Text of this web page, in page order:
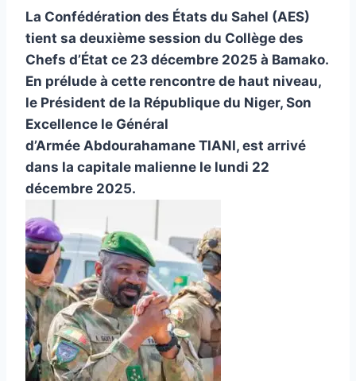
La Confédération des États du Sahel (AES)
tient sa deuxième session du Collège des
Chefs d’État ce 23 décembre 2025 à Bamako.
En prélude à cette rencontre de haut niveau,
le Président de la République du Niger, Son
Excellence le Général
d’Armée Abdourahamane TIANI, est arrivé
dans la capitale malienne le lundi 22
décembre 2025.